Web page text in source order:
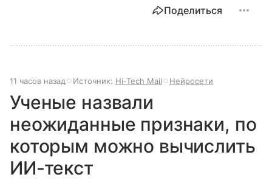
Поделиться
11 часов назад Источник: Hi-Tech Mail Нейросети
Ученые назвали
неожиданные признаки, по
которым можно вычислить
ИИ-текст